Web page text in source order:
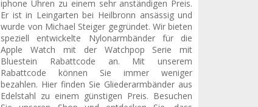
iphone Uhren zu einem sehr anständigen Preis.
Er ist in Leingarten bei Heilbronn ansässig und
wurde von Michael Steiger gegründet. Wir bieten
speziell entwickelte Nylonarmbänder für die
Apple Watch mit der Watchpop Serie mit
Bluestein Rabattcode an. Mit unserem
Rabattcode können Sie immer weniger
bezahlen. Hier finden Sie Gliederarmbänder aus
Edelstahl zu einem günstigen Preis. Besuchen